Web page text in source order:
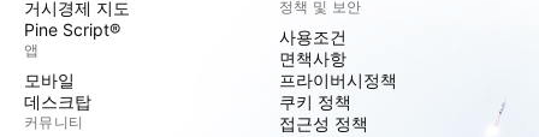
거시경제 지도
Pine Script®
앱
모바일
데스크탑
커뮤니티
정책 및 보안
사용조건
면책사항
프라이버시정책
쿠키 정책
접근성 정책